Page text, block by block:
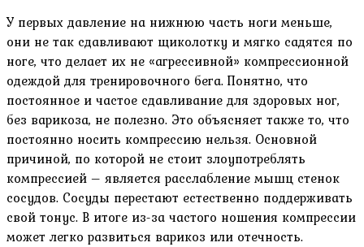
У первых давление на нижнюю часть ноги меньше,
они не так сдавливают щиколотку и мягко садятся по
ноге, что делает их не «агрессивной» компрессионной
одеждой для тренировочного бега. Понятно, что
постоянное и частое сдавливание для здоровых ног,
без варикоза, не полезно. Это объясняет также то, что
постоянно носить компрессию нельзя. Основной
причиной, по которой не стоит злоупотреблять
компрессией – является расслабление мышц стенок
сосудов. Сосуды перестают естественно поддерживать
свой тонус. В итоге из-за частого ношения компрессии
может легко развиться варикоз или отечность.